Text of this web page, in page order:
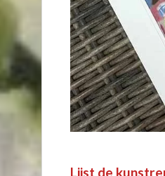
Lijst de